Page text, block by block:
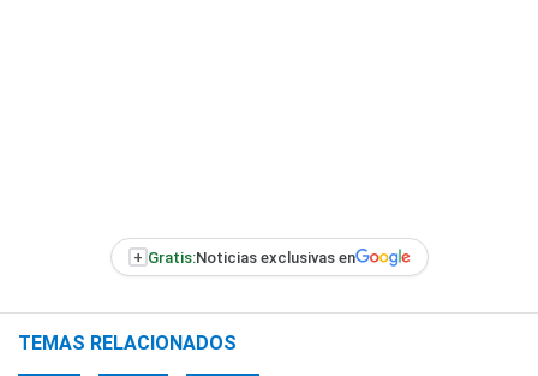
+ Gratis:Noticias exclusivas en
TEMAS RELACIONADOS